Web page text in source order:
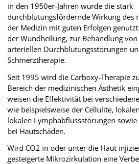
in den 1950er-Jahren wurde die stark
durchblutungsfördernde Wirkung des
der Medizin mit guten Erfolgen
der Wundheilung, zur Behandlung
arteriellen Durchblutungsstörungen
Schmerztherapie.
Seit 1995 wird die Carboxy-Therapie
Bereich der medizinischen Ästhetik
weisen die Effektivität bei
wie beispielsweise der Cellulite,
lokalen Lymphabflussstörungen
bei Hautschäden.
Wird CO2 in oder unter die Haut
gesteigerte Mikrozirkulation eine